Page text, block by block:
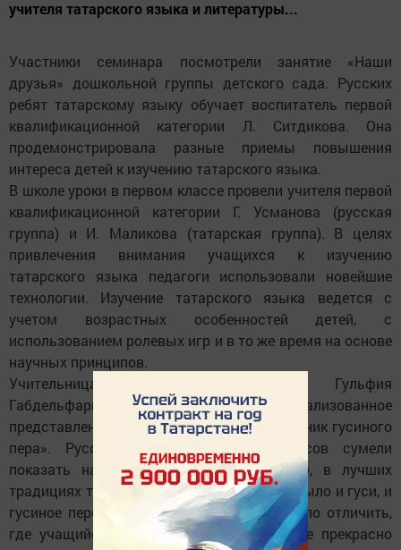
учителя татарского языка и литературы...
Участники семинара посмотрели занятие «Наши
друзья» дошкольной группы детского сада. Русских
ребят татарскому языку обучает воспитатель первой
квалификационной категории Л. Ситдикова. Она
продемонстрировала разные приемы повышения
интереса детей к изучению татарского языка.
В школе уроки в первом классе провели учителя первой
квалификационной категории Г. Усманова (русская
группа) и И. Маликова (татарская группа). В целях
привлечения внимания учащихся к изучению
татарского языка педагоги использовали новейшие
технологии. Изучение татарского языка ведется с
учетом возрастных особенностей детей, с
использованием ролевых игр и в то же время на основе
научных принципов.
Учительница татарского языка Гульфия
Габдельфаритовна подготовила театрализованное
представление «Древняя традиция - праздник гусиного
пера». Русские учащиеся VII-VIII классов сумели
показать национальный обряд красочно, в лучших
традициях татарского народа. Все здесь было и гуси, и
гусиное перо, и бялиш, и игры. Трудно было отличить,
где учащийся татарин, а где русский, все прекрасно